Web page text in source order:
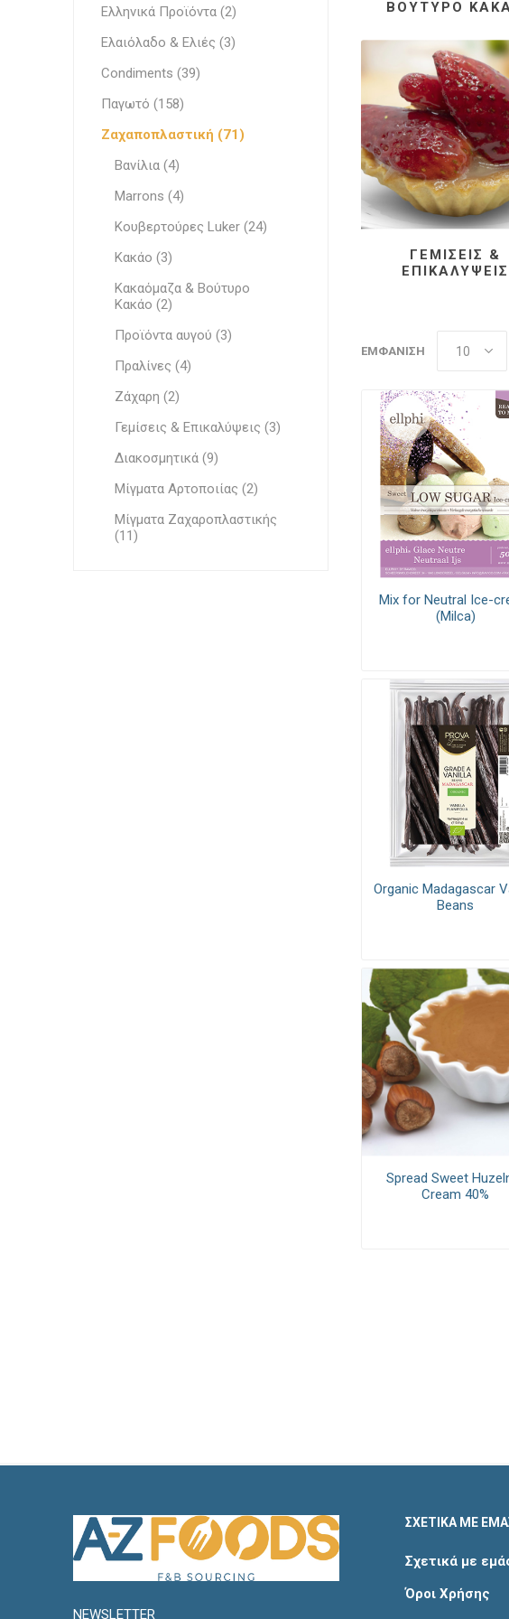
Γεμίσεις &
Έθνικ Κουζίνες
ΒΟΎΤΥΡΟ
ΓΕΜΊΣΕΙΣ &
ΕΠΙΚΑΛΎΨΕΙΣ
ΕΜΦΆΝΙΣΗ
Mix for Neutral Ice-
(Milca)
Organic Madagascar
Beans
Spread Sweet
Cream 40%
Ελληνικά Προϊόντα (2)
Ελαιόλαδο & Ελιές (3)
Condiments (39)
Παγωτό (158)
Ζαχαποπλαστική (71)
Βανίλια (4)
Marrons (4)
Κουβερτούρες Luker (24)
Κακάο (3)
Κακαόμαζα & Βούτυρο
Κακάο (2)
Προϊόντα αυγού (3)
Πραλίνες (4)
Ζάχαρη (2)
Γεμίσεις & Επικαλύψεις (3)
Διακοσμητικά (9)
Μίγματα Αρτοποιίας (2)
Μίγματα Ζαχαροπλαστικής
(11)
NEWSLETTER
ΣΧΕΤΙΚΑ ΜΕ
Σχετικά με
Όροι Χρήσης